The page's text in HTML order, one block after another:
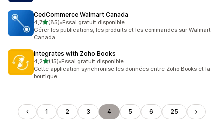
CedCommerce Walmart Canada
4,7étoile(s) sur 5
(85)
85 avis au total
•Essai gratuit disponible
Gérer les publications, les produits et les commandes sur Walmart
Canada
Integrates with Zoho Books
4,2étoile(s) sur 5
(15)
15 avis au total
•Essai gratuit disponible
Cette application synchronise les données entre Zoho Books et la
boutique.
1 2 3 4 5 6 25